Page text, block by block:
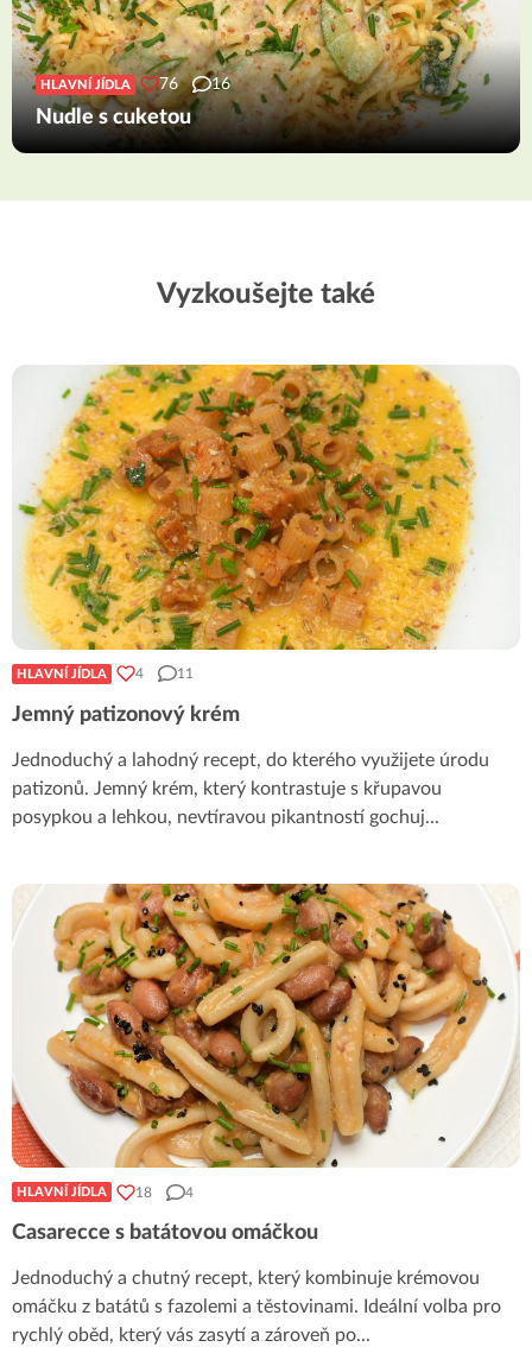
HLAVNÍ JÍDLA 76 16
Nudle s cuketou
Vyzkoušejte také
HLAVNÍ JÍDLA 4 11
Jemný patizonový krém
Jednoduchý a lahodný recept, do kterého využijete úrodu
patizonů. Jemný krém, který kontrastuje s křupavou
posypkou a lehkou, nevtíravou pikantností gochuj...
HLAVNÍ JÍDLA 18 4
Casarecce s batátovou omáčkou
Jednoduchý a chutný recept, který kombinuje krémovou
omáčku z batátů s fazolemi a těstovinami. Ideální volba pro
rychlý oběd, který vás zasytí a zároveň po...